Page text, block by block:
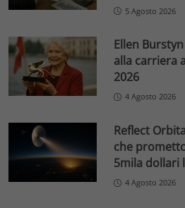
5 Agosto 2026
Ellen
alla carriera
2026
4 Agosto 2026
Reflect
che
5mila dollari
4 Agosto 2026